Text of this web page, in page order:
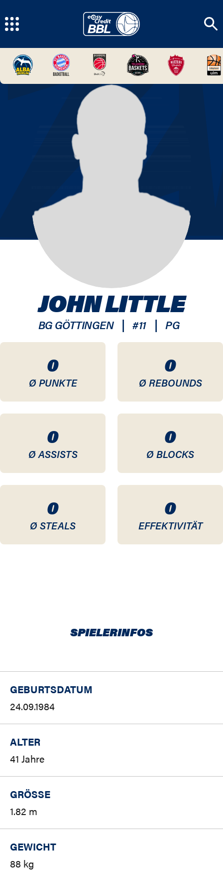
0
Ø PUNKTE
0
Ø REBOUNDS
0
Ø ASSISTS
0
Ø BLOCKS
0
Ø STEALS
0
EFFEKTIVITÄT
JOHN LITTLE
BG GÖTTINGEN | #11 | PG
SPIELERINFOS
GEBURTSDATUM
24.09.1984
ALTER
41 Jahre
GRÖSSE
1.82 m
GEWICHT
88 kg